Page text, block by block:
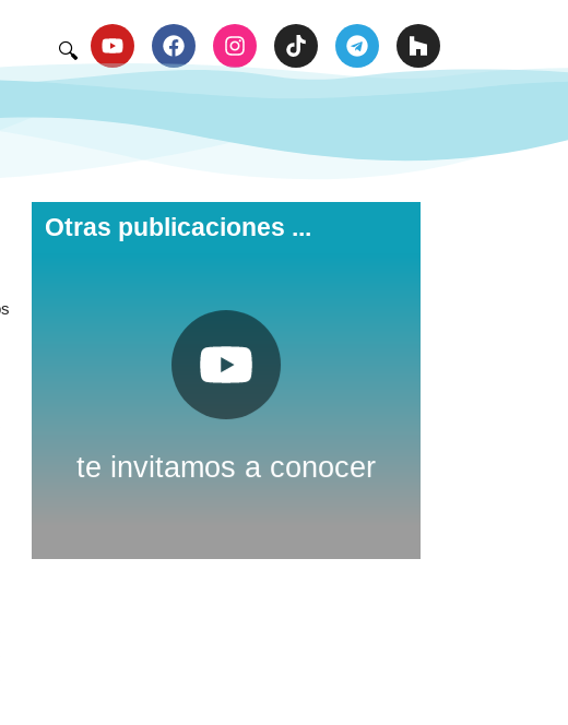
🔍
Otras publicaciones ...
te invitamos a conocer
Nuestro canal de
Youtube
Pulsa aquí